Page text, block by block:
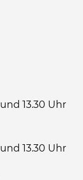
13.30 Uhr
13.30 Uhr